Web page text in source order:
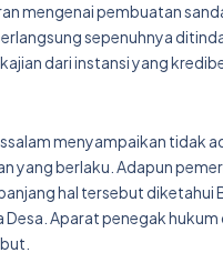
mengenai pembuatan
sepenuhnya
dari instansi yang
menyampaikan tidak
yang berlaku. Adapun
hal tersebut diketahui
Aparat penegak